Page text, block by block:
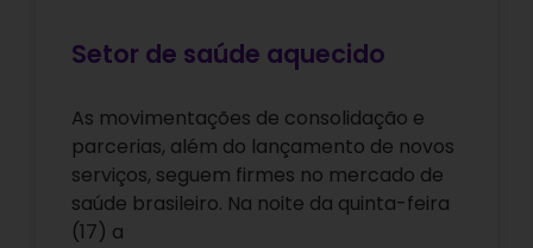
Setor de saúde aquecido
As movimentações de consolidação e
parcerias, além do lançamento de novos
serviços, seguem firmes no mercado de
saúde brasileiro. Na noite da quinta-feira
(17) a